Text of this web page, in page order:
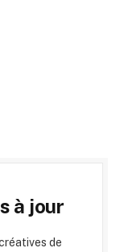
à jour
de